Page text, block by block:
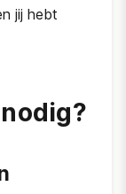
jij hebt